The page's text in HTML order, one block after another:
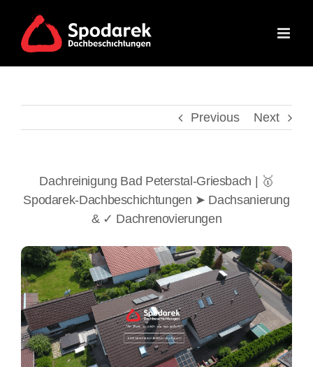
content
Previous Next
Dachreinigung Bad Peterstal-Griesbach | 🥇
Spodarek-Dachbeschichtungen ➤ Dachsanierung
& ✓ Dachrenovierungen